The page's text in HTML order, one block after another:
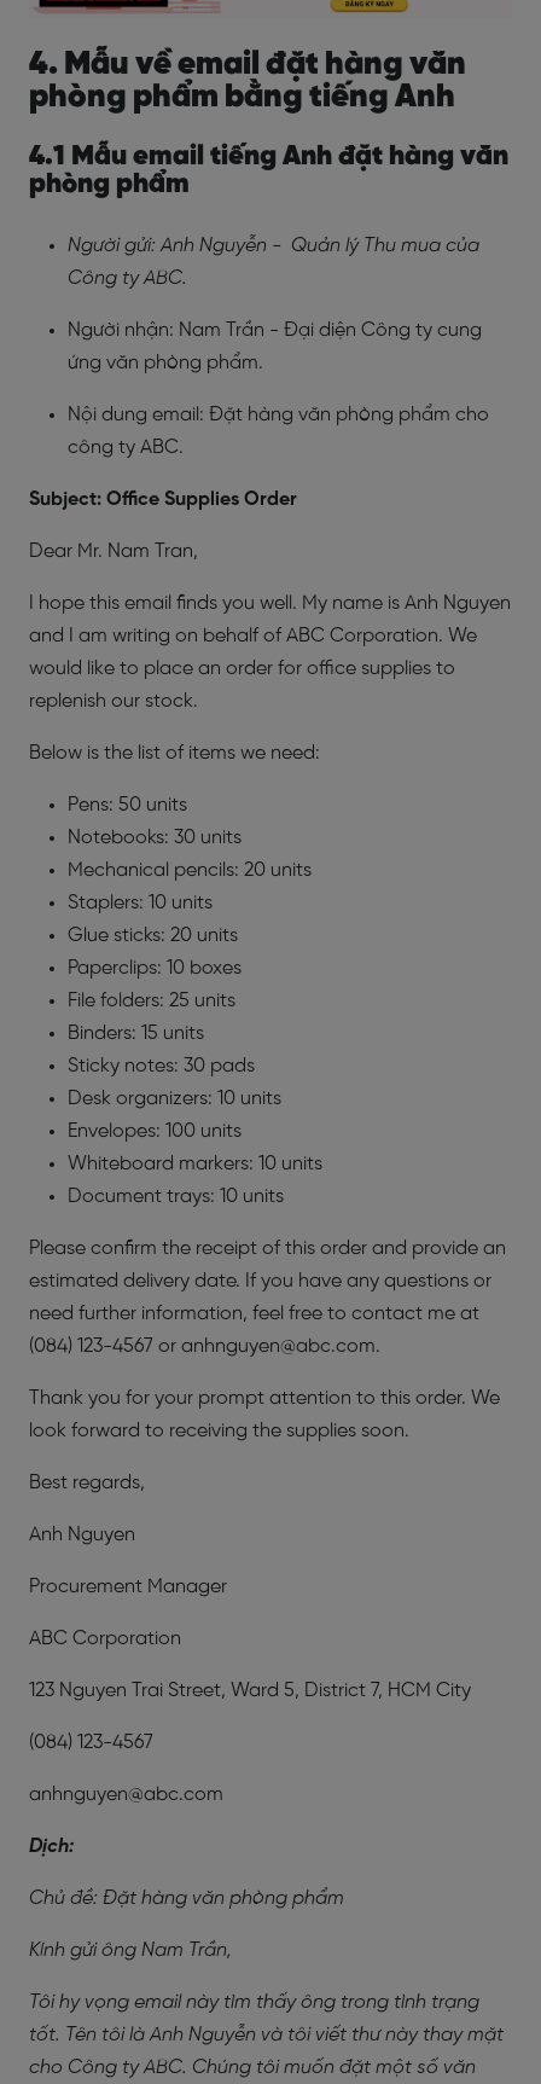
4. Mẫu về email đặt hàng văn
phòng phẩm bằng tiếng Anh
4.1 Mẫu email tiếng Anh đặt hàng văn
phòng phẩm
Người gửi: Anh Nguyễn - Quản lý Thu mua của
Công ty ABC.
Người nhận: Nam Trần - Đại diện Công ty cung
ứng văn phòng phẩm.
Nội dung email: Đặt hàng văn phòng phẩm cho
công ty ABC.
Subject: Office Supplies Order
Dear Mr. Nam Tran,
I hope this email finds you well. My name is Anh Nguyen
and I am writing on behalf of ABC Corporation. We
would like to place an order for office supplies to
replenish our stock.
Below is the list of items we need:
Pens: 50 units
Notebooks: 30 units
Mechanical pencils: 20 units
Staplers: 10 units
Glue sticks: 20 units
Paperclips: 10 boxes
File folders: 25 units
Binders: 15 units
Sticky notes: 30 pads
Desk organizers: 10 units
Envelopes: 100 units
Whiteboard markers: 10 units
Document trays: 10 units
Please confirm the receipt of this order and provide an
estimated delivery date. If you have any questions or
need further information, feel free to contact me at
(084) 123-4567 or anhnguyen@abc.com.
Thank you for your prompt attention to this order. We
look forward to receiving the supplies soon.
Best regards,
Anh Nguyen
Procurement Manager
ABC Corporation
123 Nguyen Trai Street, Ward 5, District 7, HCM City
(084) 123-4567
anhnguyen@abc.com
Dịch:
Chủ đề: Đặt hàng văn phòng phẩm
Kính gửi ông Nam Trần,
Tôi hy vọng email này tìm thấy ông trong tình trạng
tốt. Tên tôi là Anh Nguyễn và tôi viết thư này thay mặt
cho Công ty ABC. Chúng tôi muốn đặt một số văn